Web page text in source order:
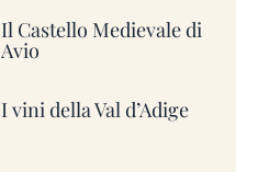
Il Castello Medievale di
Avio
I vini della Val d’Adige